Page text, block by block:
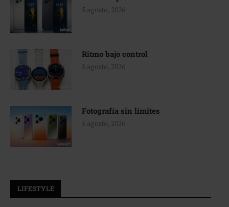
5 agosto, 2026
Ritmo bajo control
5 agosto, 2026
Fotografía sin límites
5 agosto, 2026
LIFESTYLE